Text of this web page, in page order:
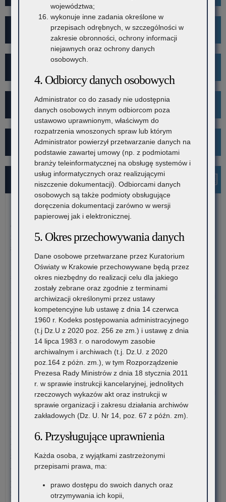
Rekrutacja
Projekt Kibicuj z Klasą
Kampania społeczna "Ustal z Babcią Hasło"
Najnowsze informacje
5 sierpnia 2026
metodycznego dla nauczycieli szkół i placówek znajdujących
Kuratorium Oświaty w Krakowie ogłasza nabór kandydatów na
stanowisko doradców…
5 sierpnia 2026
Materiały dotyczące nowych podstaw programowych
wprowadzanych w związku z Reformą Kompas Jutra
Instytut Badań Edukacyjnych-Państwowy Instytut Badawczy
oraz Ośrodek Rozwoju Edukacji zapraszają…
4 sierpnia 2026
Komunikat Małopolskiego Kuratora Oświaty w sprawie
przekazywania informacji o liczbie wolnych miejsc w
publicznych liceach ogólnokształcących, technikach,
branżowych szkołach I stopnia, szkołach policealnych,
branżowych szkołach II stopnia, publicznych szkołach
podstawowych dla dorosłych – postępowanie rekrutacyjne na
rok szkolny 2026/2027 oraz po przeprowadzeniu postępowania
województwa;
wykonuje inne zadania określone w
przepisach odrębnych, w szczególności w
zakresie obronności, ochrony informacji
niejawnych oraz ochrony danych
osobowych.
4. Odbiorcy danych osobowych
Administrator co do zasady nie udostępnia
danych osobowych innym odbiorcom poza
ustawowo uprawnionym, właściwym do
rozpatrzenia wnoszonych spraw lub którym
Administrator powierzył przetwarzanie danych na
podstawie zawartej umowy (np. z podmiotami
branży teleinformatycznej na obsługę systemów i
usług informatycznych oraz realizującymi
niszczenie dokumentacji). Odbiorcami danych
osobowych są także podmioty obsługujące
doręczenia dokumentacji zarówno w wersji
papierowej jak i elektronicznej.
5. Okres przechowywania danych
Dane osobowe przetwarzane przez Kuratorium
Oświaty w Krakowie przechowywane będą przez
okres niezbędny do realizacji celu dla jakiego
zostały zebrane oraz zgodnie z terminami
archiwizacji określonymi przez ustawy
kompetencyjne lub ustawę z dnia 14 czerwca
1960 r. Kodeks postępowania administracyjnego
(t.j Dz.U z 2020 poz. 256 ze zm.) i ustawę z dnia
14 lipca 1983 r. o narodowym zasobie
archiwalnym i archiwach (t.j. Dz.U. z 2020
poz.164 z póżn. zm.), w tym Rozporządzenie
Prezesa Rady Ministrów z dnia 18 stycznia 2011
r. w sprawie instrukcji kancelaryjnej, jednolitych
rzeczowych wykazów akt oraz instrukcji w
sprawie organizacji i zakresu działania archiwów
zakładowych (Dz. U. Nr 14, poz. 67 z późn. zm).
6. Przysługujące uprawnienia
Każda osoba, z wyjątkami zastrzeżonymi
przepisami prawa, ma:
prawo dostępu do swoich danych oraz
otrzymywania ich kopii,